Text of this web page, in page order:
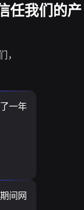
任我们的产
一年
间网